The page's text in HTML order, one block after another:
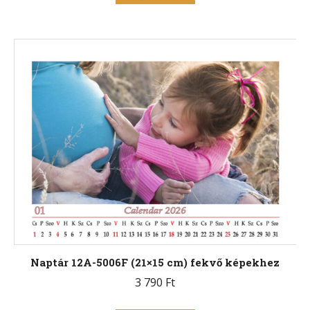
variációja
van.
A
változatok
a
termékoldalon
választhatók
ki
Naptár 12A-5006F (21×15 cm) fekvő képekhez
3 790 Ft